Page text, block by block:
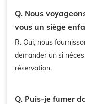
Q. Nous
vous un siège
R. Oui, nous
demander un si
réservation.
Q. Puis-je fumer